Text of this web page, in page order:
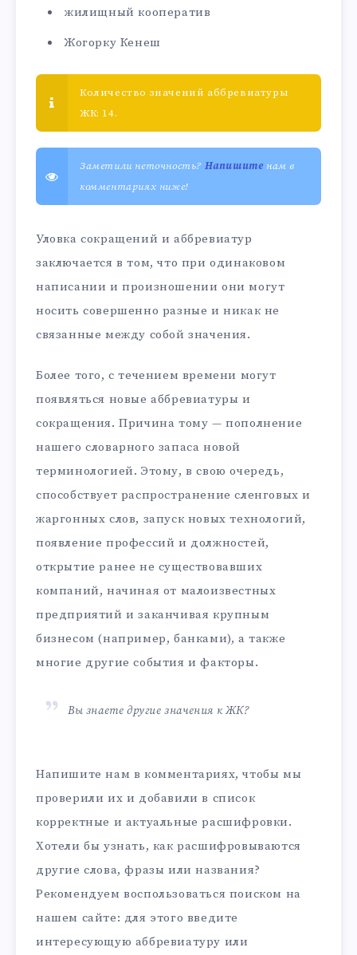
жилищный кооператив
Жогорку Кенеш
Количество значений аббревиатуры
ЖК: 14.
Заметили неточность? Напишитенам в
комментариях ниже!
Уловка сокращений и аббревиатур
заключается в том, что при одинаковом
написании и произношении они могут
носить совершенно разные и никак не
связанные между собой значения.
Более того, с течением времени могут
появляться новые аббревиатуры и
сокращения. Причина тому — пополнение
нашего словарного запаса новой
терминологией. Этому, в свою очередь,
способствует распространение сленговых и
жаргонных слов, запуск новых технологий,
появление профессий и должностей,
открытие ранее не существовавших
компаний, начиная от малоизвестных
предприятий и заканчивая крупным
бизнесом (например, банками), а также
многие другие события и факторы.
Вы знаете другие значения к ЖК?
Напишите нам в комментариях, чтобы мы
проверили их и добавили в список
корректные и актуальные расшифровки.
Хотели бы узнать, как расшифровываются
другие слова, фразы или названия?
Рекомендуем воспользоваться поиском на
нашем сайте: для этого введите
интересующую аббревиатуру или